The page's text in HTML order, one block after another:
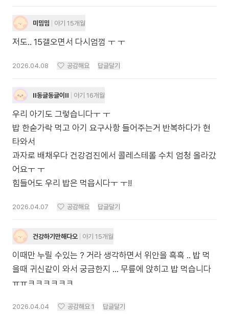
미밈밈 아기 15개월
저도.. 15갤오면서 다시엄껌 ㅜ ㅜ
2026.04.08 공감해요 답글달기
ll동글동글이ll 아기 16개월
우리 아기도 그렇습니다ㅜ ㅜ
밥 한숟가락 먹고 아기 요구사항 들어주는거 반복하다가 현
타와서
과자로 배채우다 건강검진에서 콜레스테롤 수치 엄청 올라갔
어요ㅜ ㅜ
힘들어도 우리 밥은 먹읍시다ㅜ ㅜ!!
2026.04.07 공감해요 답글달기
건강하기만해다오 아기 15개월
이때만 누릴 수있는 ? 거라 생각하면서 위안을 흑흑 .. 밥 먹
을때 귀신같이 와서 궁금한지 … 무릎에 앉히고 밥 먹습니다
ㅠㅠㅋㅋㅋㅋㅋㅋ
2026.04.04 공감해요 1 답글달기